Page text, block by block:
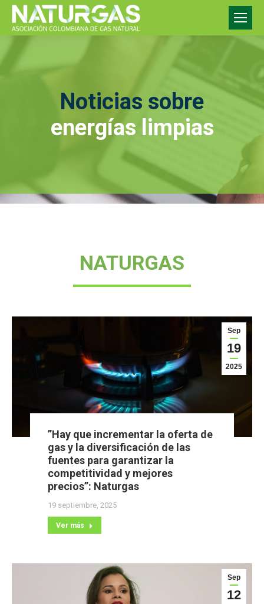
Noticias sobre
energías limpias
NATURGAS
Sep
19
2025
”Hay que incrementar la oferta de
gas y la diversificación de las
fuentes para garantizar la
competitividad y mejores
precios”: Naturgas
19 septiembre, 2025
Ver más
Sep
12